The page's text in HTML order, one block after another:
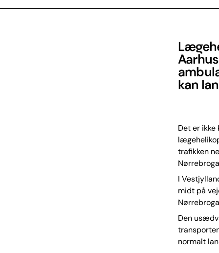
kan
Det er
trafikken
I
midt på
Den
normalt